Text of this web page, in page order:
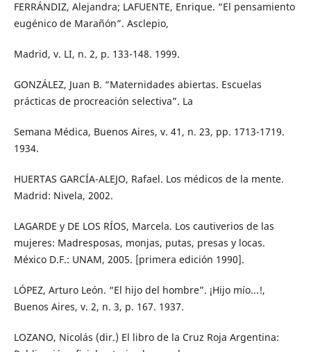
FERRÁNDIZ, Alejandra; LAFUENTE, Enrique. “El pensamiento
eugénico de Marañón”. Asclepio,
Madrid, v. LI, n. 2, p. 133-148. 1999.
GONZÁLEZ, Juan B. “Maternidades abiertas. Escuelas
prácticas de procreación selectiva”. La
Semana Médica, Buenos Aires, v. 41, n. 23, pp. 1713-1719.
1934.
HUERTAS GARCÍA-ALEJO, Rafael. Los médicos de la mente.
Madrid: Nivela, 2002.
LAGARDE y DE LOS RÍOS, Marcela. Los cautiverios de las
mujeres: Madresposas, monjas, putas, presas y locas.
México D.F.: UNAM, 2005. [primera edición 1990].
LÓPEZ, Arturo León. “El hijo del hombre”. ¡Hijo mío...!,
Buenos Aires, v. 2, n. 3, p. 167. 1937.
LOZANO, Nicolás (dir.) El libro de la Cruz Roja Argentina: